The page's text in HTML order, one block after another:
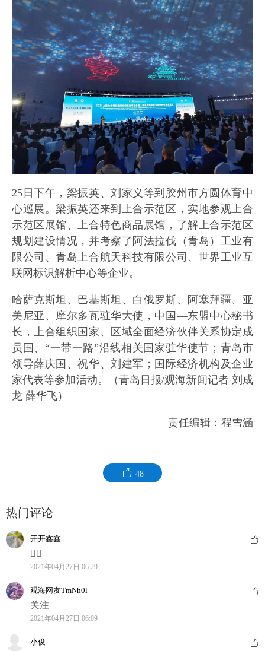
25日下午，梁振英、刘家义等到胶州市方圆体育中
心巡展。梁振英还来到上合示范区，实地参观上合
示范区展馆、上合特色商品展馆，了解上合示范区
规划建设情况，并考察了阿法拉伐（青岛）工业有
限公司、青岛上合航天科技有限公司、世界工业互
联网标识解析中心等企业。
哈萨克斯坦、巴基斯坦、白俄罗斯、阿塞拜疆、亚
美尼亚、摩尔多瓦驻华大使，中国—东盟中心秘书
长，上合组织国家、区域全面经济伙伴关系协定成
员国、“一带一路”沿线相关国家驻华使节；青岛市
领导薛庆国、祝华、刘建军；国际经济机构及企业
家代表等参加活动。（青岛日报/观海新闻记者 刘成
龙 薛华飞）
责任编辑：程雪涵
48
热门评论
开开鑫鑫
👍🏻
2021年04月27日 06:29
观海网友TmNh0l
关注
2021年04月27日 06:09
小俊